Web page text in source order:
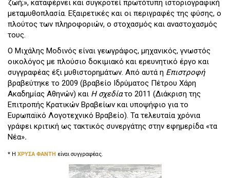
ζωή;», καταφέρνει και συγκροτεί πρωτότυπη ιστοριογραφική
μεταμυθοπλασία. Εξαιρετικές και οι περιγραφές της φύσης, ο
πλούτος των πληροφοριών, ο στοχασμός και αναστοχασμός
τους.
Ο Μιχάλης Μοδινός είναι γεωγράφος, μηχανικός, γνωστός
οικολόγος με πλούσιο δοκιμιακό και ερευνητικό έργο και
συγγραφέας έξι μυθιστορημάτων. Από αυτά η Επιστροφή
βραβεύτηκε το 2009 (βραβείο Ιδρύματος Πέτρου Χάρη
Ακαδημίας Αθηνών) και Η σχεδίατο 2011 (Διάκριση της
Επιτροπής Κρατικών Βραβείων και υποψήφιο για το
Ευρωπαϊκό Λογοτεχνικό Βραβείο). Τα τελευταία χρόνια
γράφει κριτική ως τακτικός συνεργάτης στην εφημερίδα «τα
Νέα».
* Η ΧΡΥΣΑ ΦΑΝΤΗ είναι συγγραφέας.